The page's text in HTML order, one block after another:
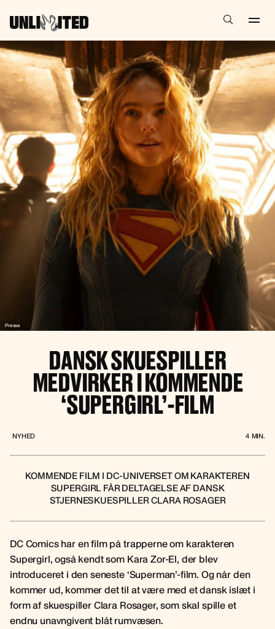
Presse
DANSK SKUESPILLER
MEDVIRKER I KOMMENDE
‘SUPERGIRL’-FILM
NYHED 4 MIN.
KOMMENDE FILM I DC-UNIVERSET OM KARAKTEREN
SUPERGIRL FÅR DELTAGELSE AF DANSK
STJERNESKUESPILLER CLARA ROSAGER
DC Comics har en film på trapperne om karakteren
Supergirl, også kendt som Kara Zor-El, der blev
introduceret i den seneste ‘Superman’-film. Og når den
kommer ud, kommer det til at være med et dansk islæt i
form af skuespiller Clara Rosager, som skal spille et
endnu unavngivent blåt rumvæsen.